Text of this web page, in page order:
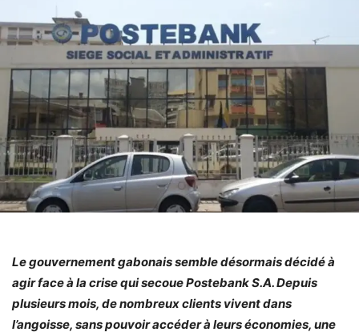
Le gouvernement gabonais semble désormais décidé à
agir face à la crise qui secoue Postebank S.A. Depuis
plusieurs mois, de nombreux clients vivent dans
l’angoisse, sans pouvoir accéder à leurs économies, une